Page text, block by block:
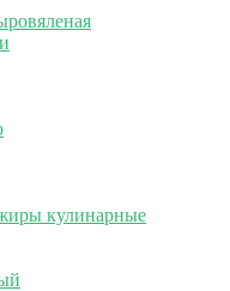
кулинарные